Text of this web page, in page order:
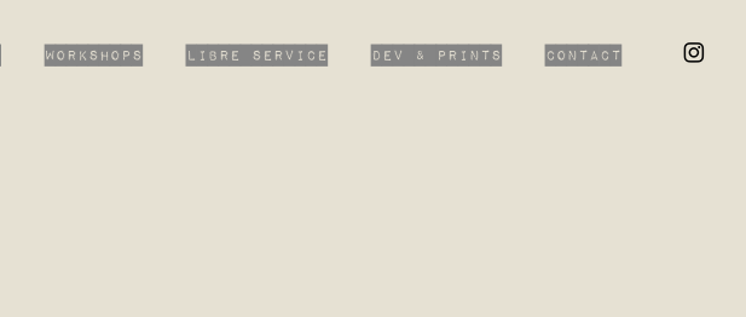
Workshops Libre Service Dev & Prints Contact